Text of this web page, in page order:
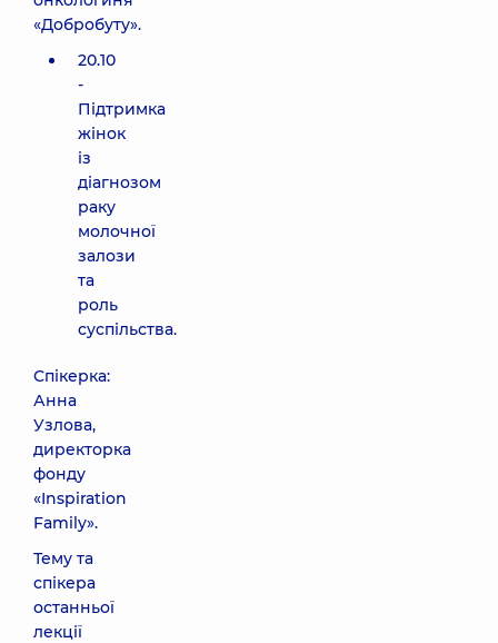
«Добробуту».
20.10
-
Підтримка
жінок
із
діагнозом
раку
молочної
залози
та
роль
суспільства.
Спікерка:
Анна
Узлова,
директорка
фонду
«Inspiration
Family».
Тему та
спікера
останньої
лекції